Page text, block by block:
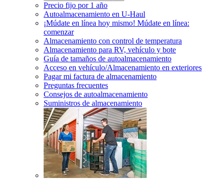
Precio fijo por 1 año
Autoalmacenamiento en U-Haul
¡Múdate en línea hoy mismo! Múdate en línea:
comenzar
Almacenamiento con control de temperatura
Almacenamiento para RV, vehículo y bote
Guía de tamaños de autoalmacenamiento
Acceso en vehículo/Almacenamiento en exteriores
Pagar mi factura de almacenamiento
Preguntas frecuentes
Consejos de autoalmacenamiento
Suministros de almacenamiento